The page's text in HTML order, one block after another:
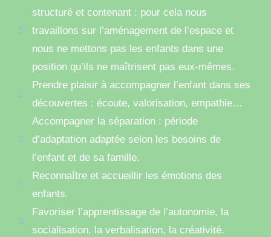
structuré et contenant : pour cela nous
travaillons sur l’aménagement de l’espace et
nous ne mettons pas les enfants dans une
position qu’ils ne maîtrisent pas eux-mêmes.
Prendre plaisir à accompagner l’enfant dans ses
découvertes : écoute, valorisation, empathie…
Accompagner la séparation : période
d’adaptation adaptée selon les besoins de
l’enfant et de sa famille.
Reconnaître et accueillir les émotions des
enfants.
Favoriser l’apprentissage de l’autonomie, la
socialisation, la verbalisation, la créativité.